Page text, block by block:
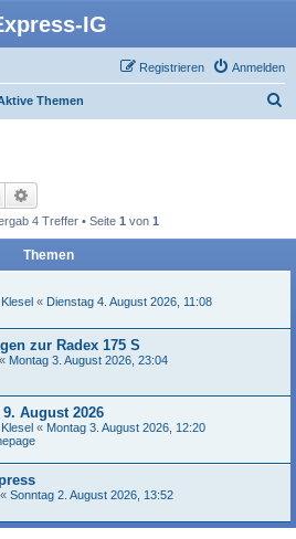
IG
Anmelden
Registrieren
Themen
Suche
4 Treffer • Seite 1 von 1
Themen
« Dienstag 4. August 2026, 11:08
zur Radex 175 S
« Montag 3. August 2026, 23:04
August 2026
« Montag 3. August 2026, 12:20
« Sonntag 2. August 2026, 13:52